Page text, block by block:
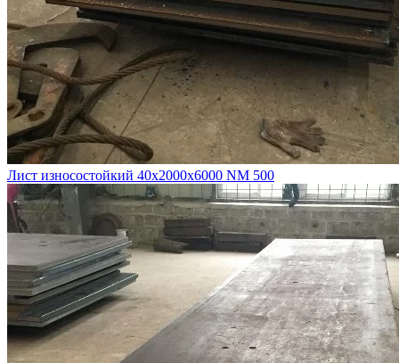
Лист износостойкий 40х2000х6000 NM 500